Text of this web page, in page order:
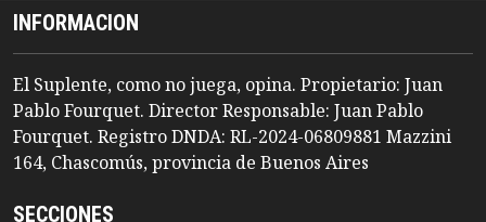
INFORMACION
El Suplente, como no juega, opina. Propietario: Juan
Pablo Fourquet. Director Responsable: Juan Pablo
Fourquet. Registro DNDA: RL-2024-06809881 Mazzini
164, Chascomús, provincia de Buenos Aires
SECCIONES